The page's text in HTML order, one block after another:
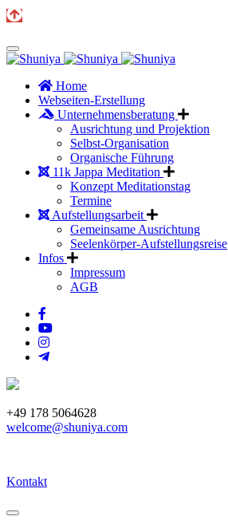
Home
Webseiten-Erstellung
Unternehmensberatung
Ausrichtung und Projektion
Selbst-Organisation
Organische Führung
11k Jappa Meditation
Konzept Meditationstag
Termine
Aufstellungsarbeit
Gemeinsame Ausrichtung
Seelenkörper-Aufstellungsreise
Infos
Impressum
AGB
+49 178 5064628
welcome@shuniya.com
Kontakt